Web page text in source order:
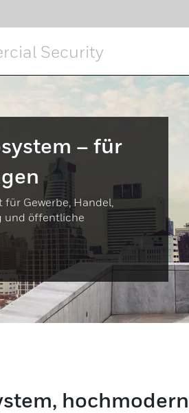
Security
ABLOY)
Elektrische Verriegelungen
– für
Gewerbe, Handel,
und öffentliche